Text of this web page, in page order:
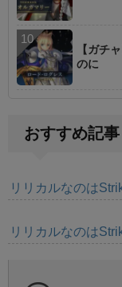
【ガチ
のに
おすすめ記事
リリカルなのは
リリカルなのは